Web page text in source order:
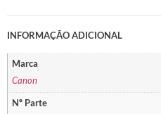
INFORMAÇÃO ADICIONAL
Marca
Canon
Nº Parte